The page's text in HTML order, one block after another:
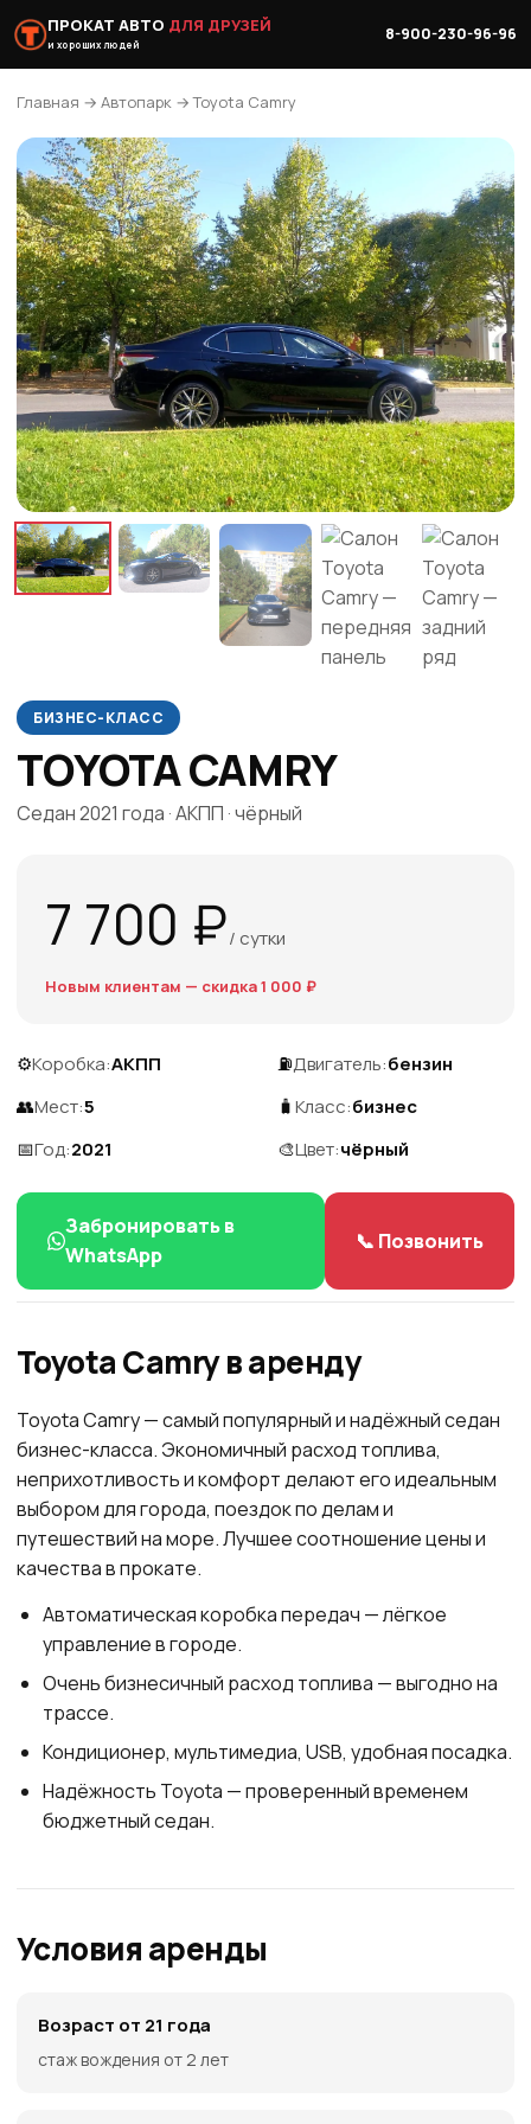
ПРОКАТ АВТО ДЛЯ ДРУЗЕЙ
и хороших людей
8-900-230-96-96
Главная → Автопарк → Toyota Camry
БИЗНЕС-КЛАСС
TOYOTA CAMRY
Седан 2021 года · АКПП · чёрный
7 700 ₽/ сутки
Новым клиентам — скидка 1 000 ₽
⚙️Коробка:АКПП ⛽Двигатель:бензин
👥Мест:5 🧳Класс:бизнес
📅Год:2021 🎨Цвет:чёрный
Забронировать в
WhatsApp
📞 Позвонить
Toyota Camry в аренду
Toyota Camry — самый популярный и надёжный седан
бизнес-класса. Экономичный расход топлива,
неприхотливость и комфорт делают его идеальным
выбором для города, поездок по делам и
путешествий на море. Лучшее соотношение цены и
качества в прокате.
Автоматическая коробка передач — лёгкое
управление в городе.
Очень бизнесичный расход топлива — выгодно на
трассе.
Кондиционер, мультимедиа, USB, удобная посадка.
Надёжность Toyota — проверенный временем
бюджетный седан.
Условия аренды
Возраст от 21 года
стаж вождения от 2 лет